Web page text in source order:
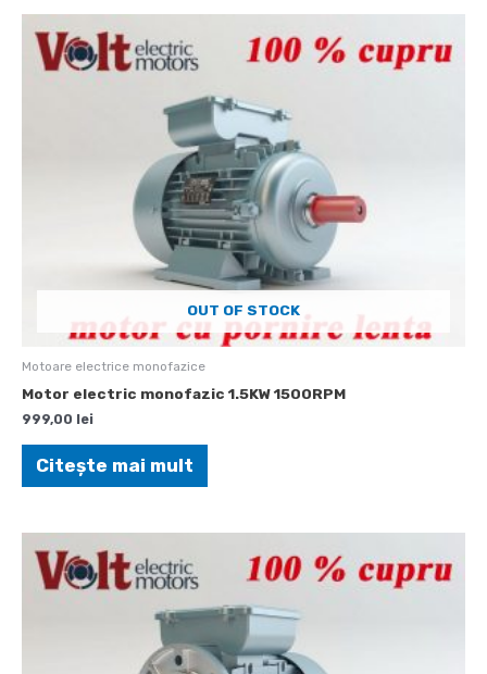
OUT OF STOCK
Motoare electrice monofazice
Motor electric monofazic 1.5KW 1500RPM
999,00 lei
Citește mai mult